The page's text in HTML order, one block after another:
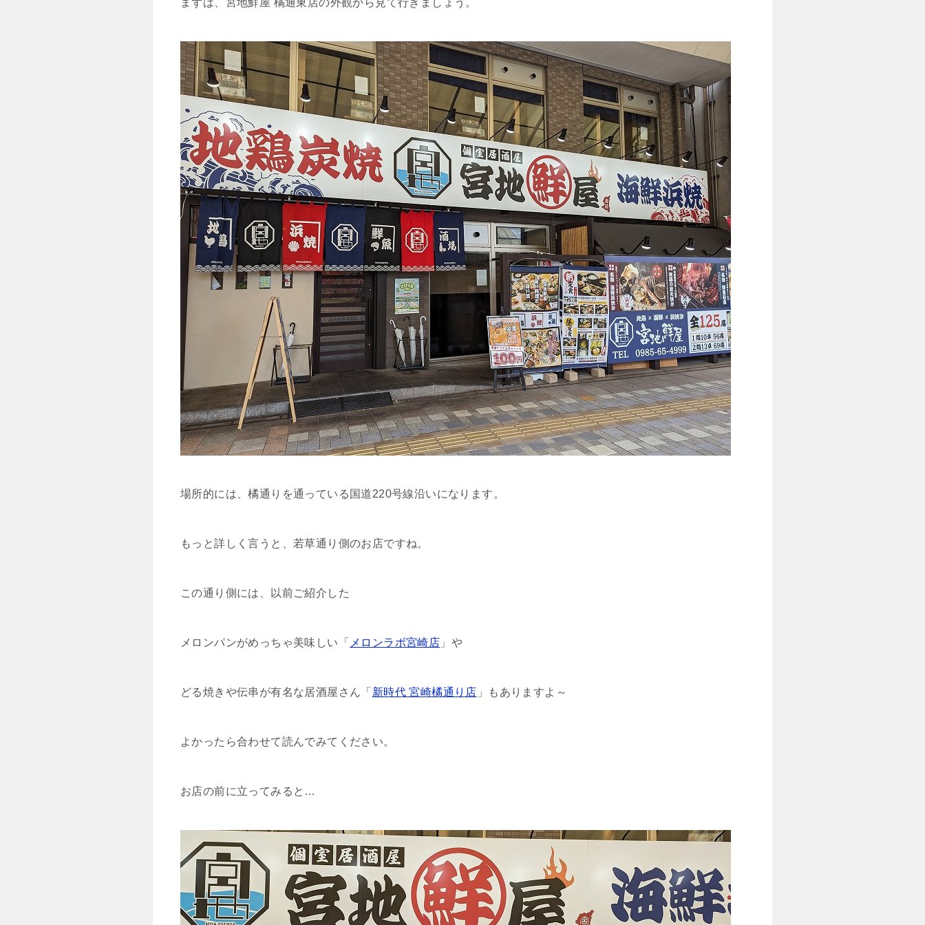
まずは、宮地鮮屋 橘通東店の外観から見て行きましょう。
場所的には、橘通りを通っている国道220号線沿いになります。
もっと詳しく言うと、若草通り側のお店ですね。
この通り側には、以前ご紹介した
メロンパンがめっちゃ美味しい「 メロンラボ宮崎店 」や
どる焼きや伝串が有名な居酒屋さん「 新時代 宮崎橘通り店 」もありますよ～
よかったら合わせて読んでみてください。
お店の前に立ってみると…